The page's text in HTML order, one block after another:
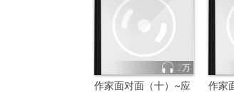
2万
作家面对面（十）~应
作家